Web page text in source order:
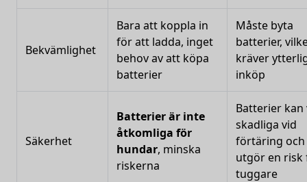
Bekvämlighet
Bara att koppla in
för att ladda, inget
behov av att köpa
batterier
Måste byta
batterier,
kräver
inköp
Säkerhet
Batterier är inte
åtkomliga för
hundar, minska
riskerna
Batterier kan
skadliga vid
förtäring och
utgör en risk
tuggare